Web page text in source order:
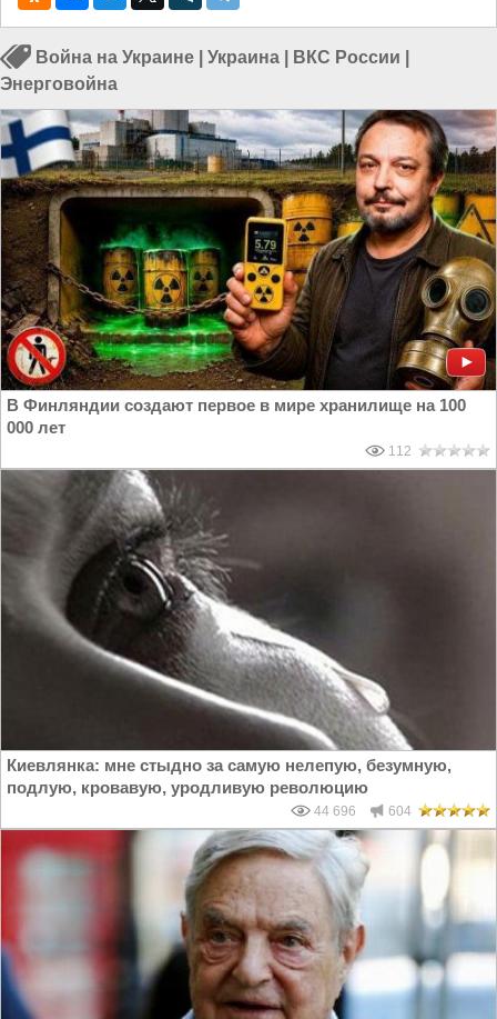
Война на Украине Украина ВКС России
Энерговойна
В Финляндии создают первое в мире хранилище на 100
000 лет
112
Киевлянка: мне стыдно за самую нелепую, безумную,
подлую, кровавую, уродливую революцию
44 696 604